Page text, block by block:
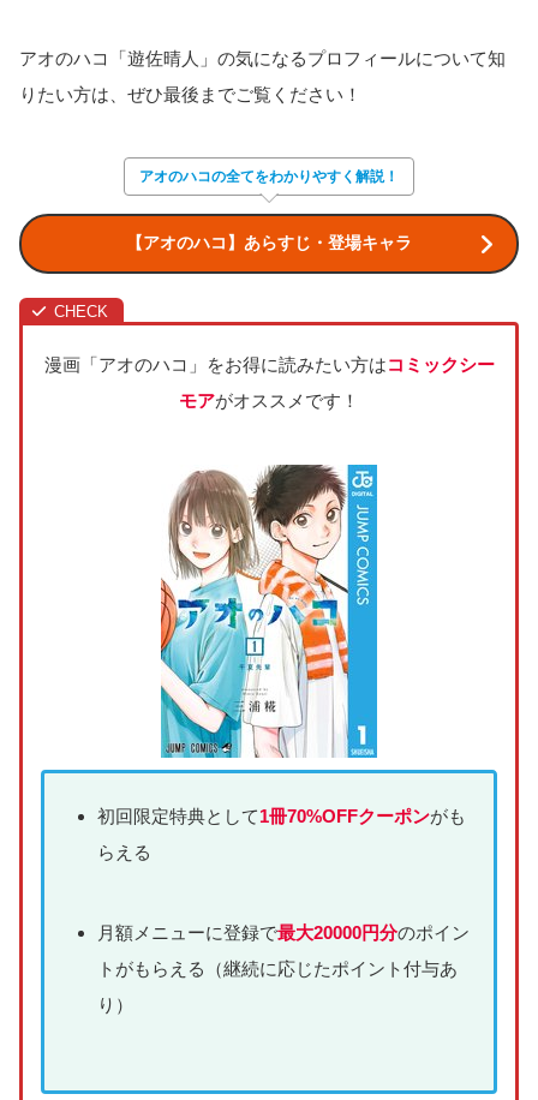
アオのハコ「遊佐晴人」の気になるプロフィールについて知
りたい方は、ぜひ最後までご覧ください！
アオのハコの全てをわかりやすく解説！
【アオのハコ】あらすじ・登場キャラ
漫画「アオのハコ」をお得に読みたい方はコミックシー
モアがオススメです！
初回限定特典として1冊70%OFFクーポンがも
らえる
月額メニューに登録で最大20000円分のポイン
トがもらえる（継続に応じたポイント付与あ
り）